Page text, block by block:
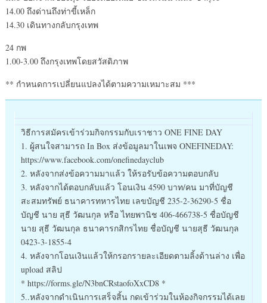
14.00 ถึงด่านถึงท่าขี้เหล็ก
14.30 เดินทางกลับกรุงเทพ
24 กพ
1.00-3.00 ถึงกรุงเทพโดยสวัสดิภาพ
** กำหนดการเปลี่ยนแปลงได้ตามความเหมาะสม ***
วิธีการสมัครเข้าร่วมกิจกรรมกับเราชาว ONE FINE DAY
1. ผู้สนใจสามารถ In Box ส่งข้อมูลมาในเพจ ONEFINEDAY:
https://www.facebook.com/onefinedayclub
2. หลังจากส่งข้อความมาแล้ว ให้รอรับข้อความตอบกลับ
3. หลังจากได้ตอบกลับแล้ว โอนเงิน 4590 บาท/คน มาที่บัญชี
สะสมทรัพย์ ธนาคารทหารไทย เลขบัญชี 235-2-36290-5 ชื่อ
บัญชี นาย สุธี วัฒนกุล หรือ ไทยพานิช 406-466738-5 ชื่อบัญชี
นาย สุธี วัฒนกุล ธนาคารกสิกรไทย ชื่อบัญชี นายสุธี วัฒนกุล
0423-3-1855-4
4. หลังจากโอนเงินแล้วให้กรอกรายละเอียดตามลิ้งด้านล่าง เพื่อ
upload สลิป
* https://forms.gle/N3bnCRstaofoXxCD8 *
5..หลังจากดำเนินการเสร็จสิ้น กดเข้าร่วมในห้องกิจกรรมได้เลย